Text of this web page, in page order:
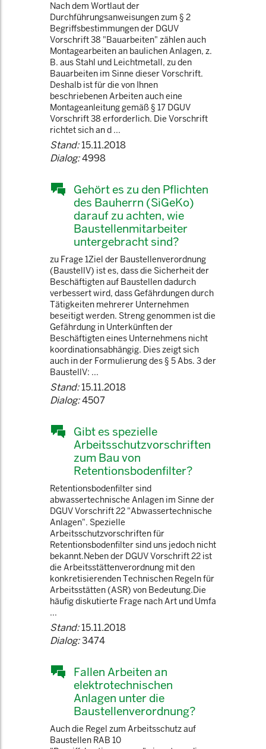
Nach dem Wortlaut der
Durchführungsanweisungen zum § 2
Begriffsbestimmungen der DGUV
Vorschrift 38 "Bauarbeiten" zählen auch
Montagearbeiten an baulichen Anlagen, z.
B. aus Stahl und Leichtmetall, zu den
Bauarbeiten im Sinne dieser Vorschrift.
Deshalb ist für die von Ihnen
beschriebenen Arbeiten auch eine
Montageanleitung gemäß § 17 DGUV
Vorschrift 38 erforderlich. Die Vorschrift
richtet sich an d ...
Stand:15.11.2018
Dialog:4998
Gehört es zu den Pflichten
des Bauherrn (SiGeKo)
darauf zu achten, wie
Baustellenmitarbeiter
untergebracht sind?
zu Frage 1Ziel der Baustellenverordnung
(BaustellV) ist es, dass die Sicherheit der
Beschäftigten auf Baustellen dadurch
verbessert wird, dass Gefährdungen durch
Tätigkeiten mehrerer Unternehmen
beseitigt werden. Streng genommen ist die
Gefährdung in Unterkünften der
Beschäftigten eines Unternehmens nicht
koordinationsabhängig. Dies zeigt sich
auch in der Formulierung des § 5 Abs. 3 der
BaustellV: ...
Stand:15.11.2018
Dialog:4507
Gibt es spezielle
Arbeitsschutzvorschriften
zum Bau von
Retentionsbodenfilter?
Retentionsbodenfilter sind
abwassertechnische Anlagen im Sinne der
DGUV Vorschrift 22 "Abwassertechnische
Anlagen". Spezielle
Arbeitsschutzvorschriften für
Retentionsbodenfilter sind uns jedoch nicht
bekannt.Neben der DGUV Vorschrift 22 ist
die Arbeitsstättenverordnung mit den
konkretisierenden Technischen Regeln für
Arbeitsstätten (ASR) von Bedeutung.Die
häufig diskutierte Frage nach Art und Umfa
...
Stand:15.11.2018
Dialog:3474
Fallen Arbeiten an
elektrotechnischen
Anlagen unter die
Baustellenverordnung?
Auch die Regel zum Arbeitsschutz auf
Baustellen RAB 10